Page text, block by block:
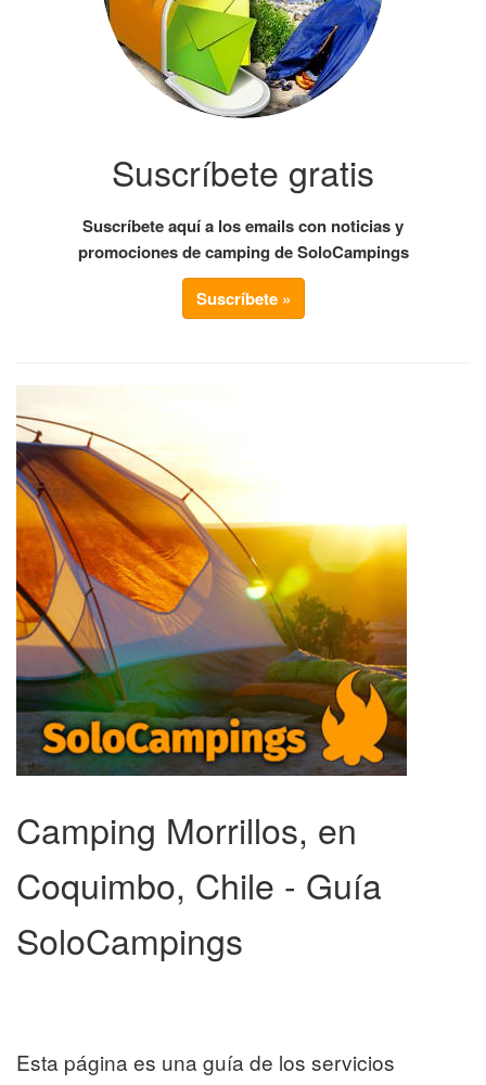
Suscríbete gratis
Suscríbete aquí a los emails con noticias y
promociones de camping de SoloCampings
Suscríbete »
Camping Morrillos, en
Coquimbo, Chile - Guía
SoloCampings
Esta página es una guía de los servicios